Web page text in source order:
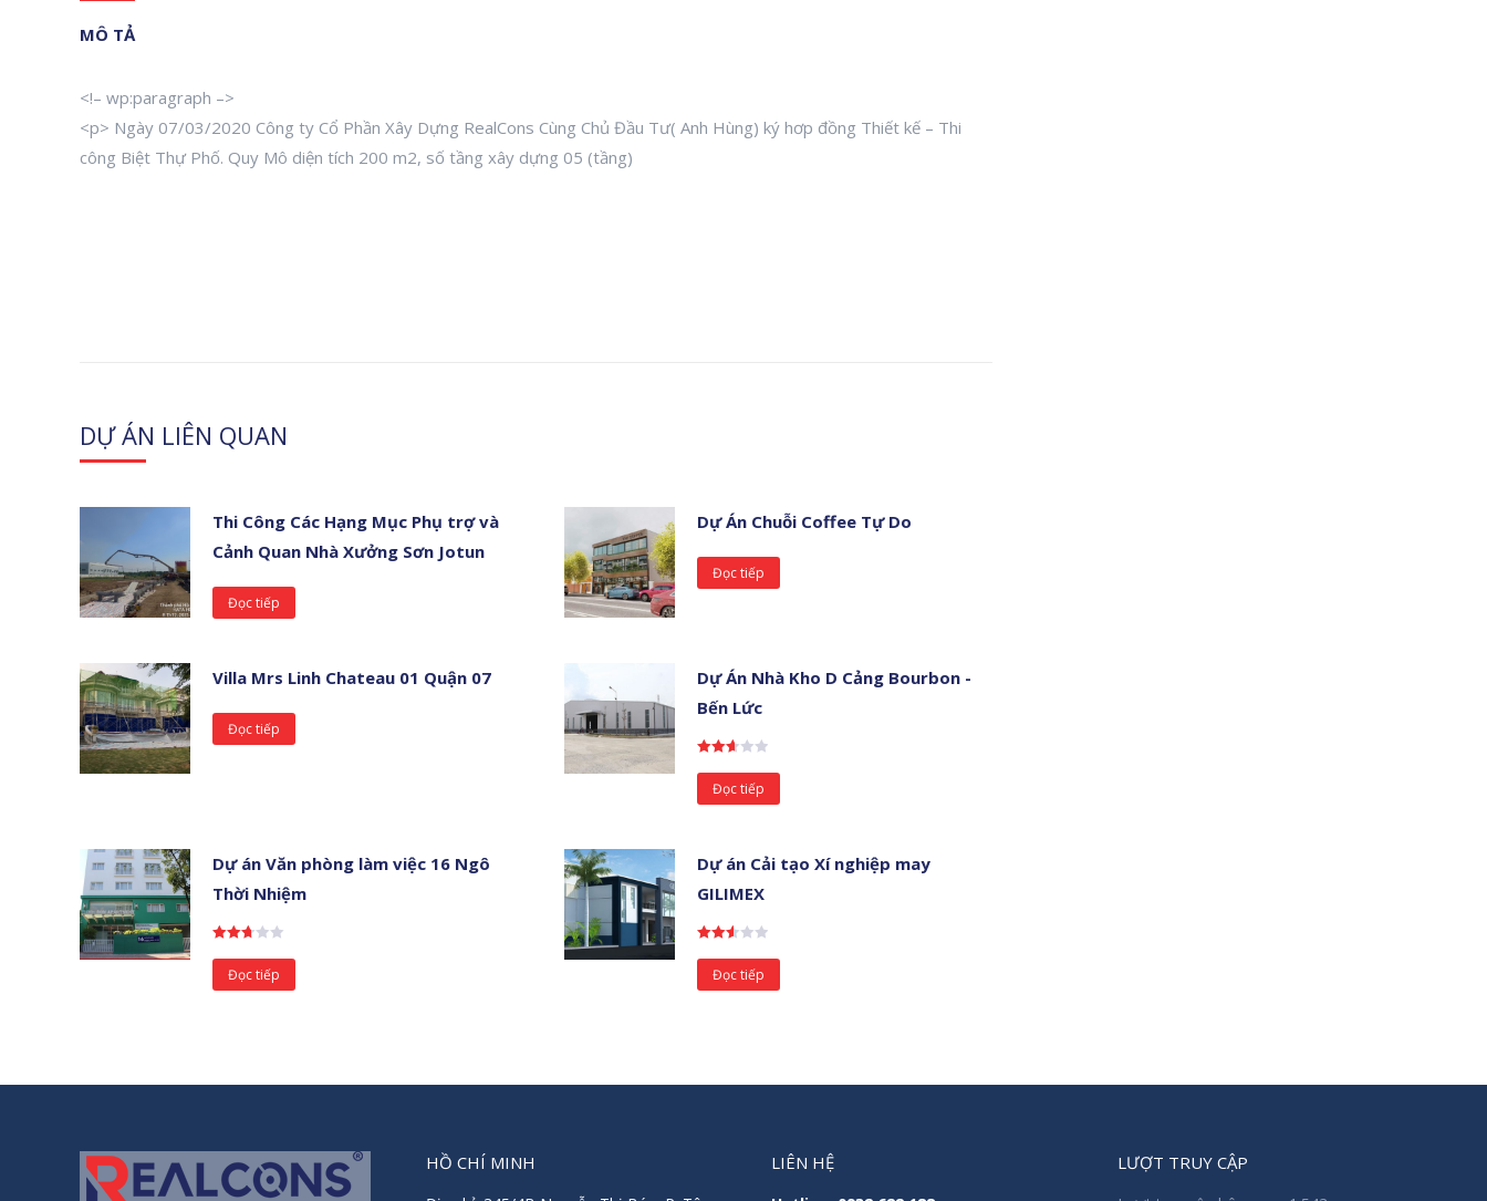
MÔ TẢ
<!– wp:paragraph –>
<p> Ngày 07/03/2020 Công ty Cổ Phần Xây Dựng RealCons Cùng Chủ Đầu Tư( Anh Hùng) ký hơp đồng Thiết kế – Thi
công Biệt Thự Phố. Quy Mô diện tích 200 m2, số tầng xây dựng 05 (tầng)
DỰ ÁN LIÊN QUAN
Thi Công Các Hạng Mục Phụ trợ và
Cảnh Quan Nhà Xưởng Sơn Jotun
Đọc tiếp
Dự Án Chuỗi Coffee Tự Do
Đọc tiếp
Villa Mrs Linh Chateau 01 Quận 07
Đọc tiếp
Dự Án Nhà Kho D Cảng Bourbon -
Bến Lức
hạng
2.645
Đọc tiếp
Dự án Văn phòng làm việc 16 Ngô
Thời Nhiệm
hạng
2.685
Đọc tiếp
Dự án Cải tạo Xí nghiệp may
GILIMEX
hạng
2.595
Đọc tiếp
HỒ CHÍ MINH LIÊN HỆ LƯỢT TRUY CẬP